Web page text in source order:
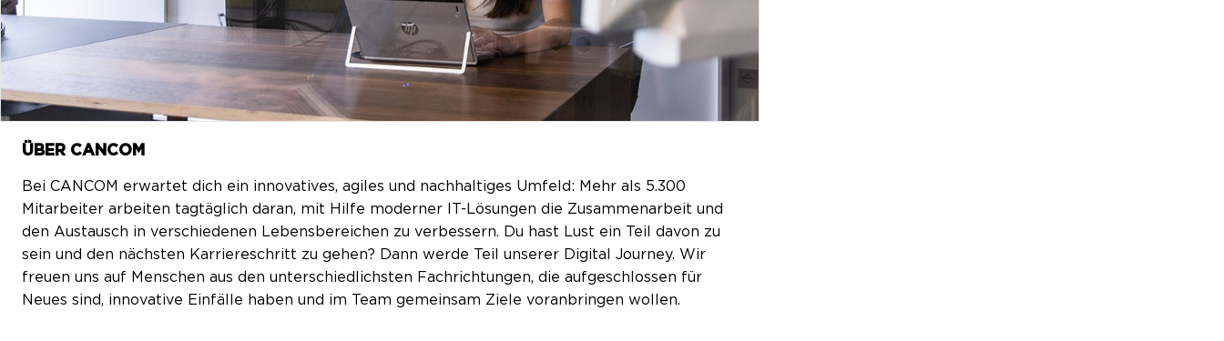
ÜBER CANCOM
Bei CANCOM erwartet dich ein innovatives, agiles und nachhaltiges Umfeld: Mehr als 5.300
Mitarbeiter arbeiten tagtäglich daran, mit Hilfe moderner IT-Lösungen die Zusammenarbeit und
den Austausch in verschiedenen Lebensbereichen zu verbessern. Du hast Lust ein Teil davon zu
sein und den nächsten Karriereschritt zu gehen? Dann werde Teil unserer Digital Journey. Wir
freuen uns auf Menschen aus den unterschiedlichsten Fachrichtungen, die aufgeschlossen für
Neues sind, innovative Einfälle haben und im Team gemeinsam Ziele voranbringen wollen.